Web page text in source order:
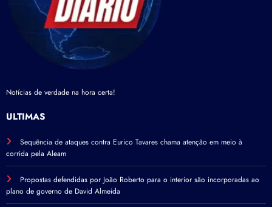
Notícias de verdade na hora certa!
ÚLTIMAS
Sequência de ataques contra Eurico Tavares chama atenção em meio à
corrida pela Aleam
Propostas defendidas por João Roberto para o interior são incorporadas ao
plano de governo de David Almeida